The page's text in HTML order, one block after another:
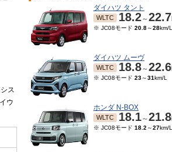
ス
ウ
ダイハツ タント
WLTC 18.2～22.7
※ JC08モード 20.8～28km/L
ダイハツ ムーヴ
WLTC 18.8～22.6
※ JC08モード 23～31km/L
ホンダ N-BOX
WLTC 18.1～21.8
※ JC08モード 18.2 ～27km/L